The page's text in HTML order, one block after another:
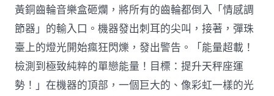
黃銅齒輪音樂盒砸爛，將所有的齒輪都倒入「情感調
節器」的輸入口。機器發出刺耳的尖叫，接著，彈珠
臺上的燈光開始瘋狂閃爍，發出警告。「能量超載！
檢測到極致純粹的單戀能量！目標：提升天秤座運
勢！」在機器的頂部，一個巨大的、像彩虹一樣的光